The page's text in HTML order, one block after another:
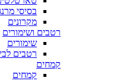
בסיסי
מקרונים
רטבים ושימורים
שימורים
רטבים
קמחים
קמחים